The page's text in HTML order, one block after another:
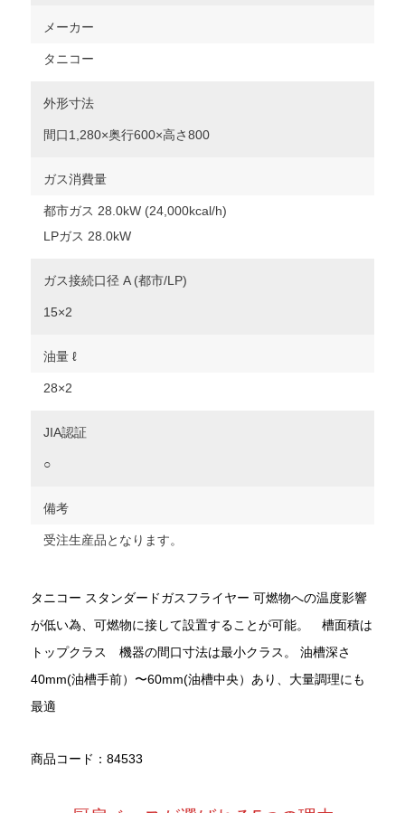
メーカー
タニコー
外形寸法
間口1,280×奥行600×高さ800
ガス消費量
都市ガス 28.0kW (24,000kcal/h)
LPガス 28.0kW
ガス接続口径 A (都市/LP)
15×2
油量 ℓ
28×2
JIA認証
○
備考
受注生産品となります。
タニコー スタンダードガスフライヤー 可燃物への温度影響
が低い為、可燃物に接して設置することが可能。 槽面積は
トップクラス 機器の間口寸法は最小クラス。 油槽深さ
40mm(油槽手前）〜60mm(油槽中央）あり、大量調理にも
最適
商品コード：84533